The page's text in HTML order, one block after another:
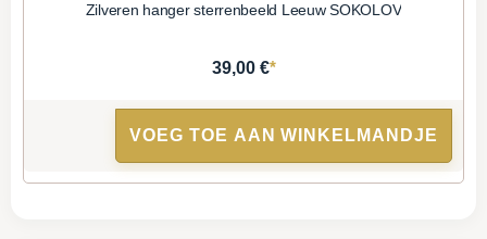
Zilveren hanger sterrenbeeld Leeuw SOKOLOV
39,00 €*
VOEG TOE AAN WINKELMANDJE